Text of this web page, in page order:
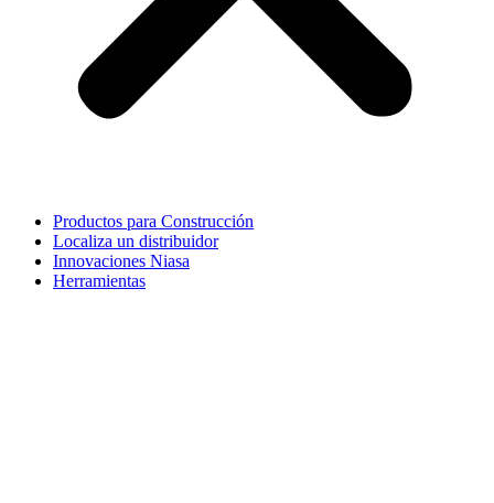
Productos para Construcción
Localiza un distribuidor
Innovaciones Niasa
Herramientas